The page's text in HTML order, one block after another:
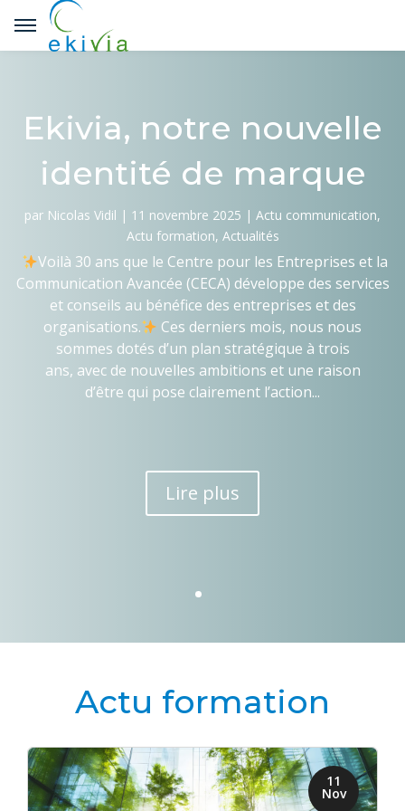
Ekivia, notre nouvelle
identité de marque
par Nicolas Vidil | 11 novembre 2025 | Actu communication
Actu formation Actualités
Voilà 30 ans que le Centre pour les Entreprises et la
Communication Avancée (CECA) développe des services
et conseils au bénéfice des entreprises et des
organisations.
Ces derniers mois, nous nous
sommes dotés d’un plan stratégique à trois
ans, avec de nouvelles ambitions et une raison
d’être qui pose clairement l’action...
Lire plus
Actu formation
11
Nov